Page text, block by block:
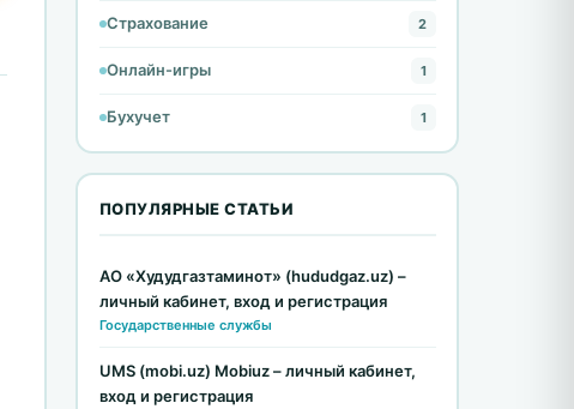
Страхование 2
Онлайн-игры 1
Бухучет 1
ПОПУЛЯРНЫЕ СТАТЬИ
АО «Худудгазтаминот» (hududgaz.uz) –
личный кабинет, вход и регистрация
Государственные службы
UMS (mobi.uz) Mobiuz – личный кабинет,
вход и регистрация